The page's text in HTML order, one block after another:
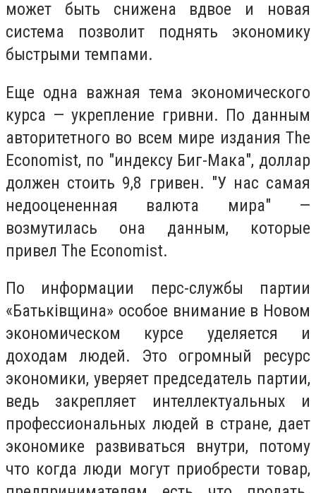
может быть снижена вдвое и новая
система позволит поднять экономику
быстрыми темпами.
Еще одна важная тема экономического
курса — укрепление гривни. По данным
авторитетного во всем мире издания The
Economist, по "индексу Биг-Мака", доллар
должен стоить 9,8 гривен. "У нас самая
недооцененная валюта мира" —
возмутилась она данным, которые
привел The Economist.
По информации перс-службы партии
«Батьківщина» особое внимание в Новом
экономическом курсе уделяется и
доходам людей. Это огромный ресурс
экономики, уверяет председатель партии,
ведь закрепляет интеллектуальных и
профессиональных людей в стране, дает
экономике развиваться внутри, потому
что когда люди могут приобрести товар,